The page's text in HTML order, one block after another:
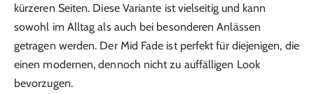
kürzeren Seiten. Diese Variante ist vielseitig und kann
sowohl im Alltag als auch bei besonderen Anlässen
getragen werden. Der Mid Fade ist perfekt für diejenigen, die
einen modernen, dennoch nicht zu auffälligen Look
bevorzugen.